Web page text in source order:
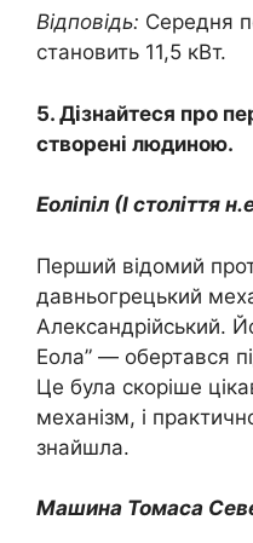
Відповідь: Середня
становить 11,5 кВт.
5. Дізнайтеся про
створені людиною.
Еоліпіл (І століття
Перший відомий
давньогрецький
Александрійський.
Еола” — обертався
Це була скоріше
механізм, і
знайшла.
Машина Томаса